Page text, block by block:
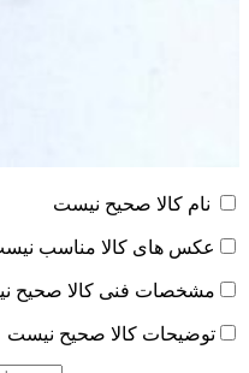
نام کالا صحیح نیست
عکس های کالا مناسب
مشخصات فنی کالا صحیح
توضیحات کالا صحیح نیست